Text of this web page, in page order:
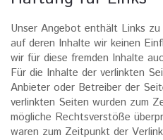
Unser Angebot enthält Links
auf deren Inhalte wir keinen
wir für diese fremden Inhalte
Für die Inhalte der verlinkten
Anbieter oder Betreiber der
verlinkten Seiten wurden zum
mögliche Rechtsverstöße
waren zum Zeitpunkt der